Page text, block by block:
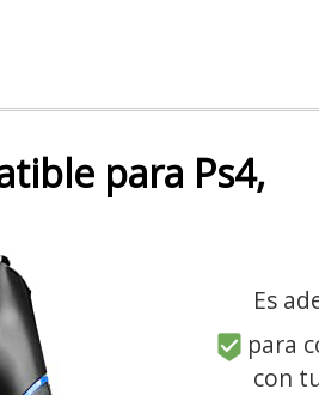
para Ps4,
Es
para
con